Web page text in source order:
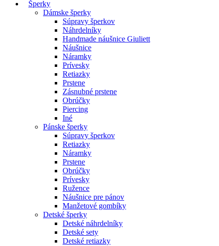
Šperky
Dámske šperky
Súpravy šperkov
Náhrdelníky
Handmade náušnice Giuliett
Náušnice
Náramky
Prívesky
Retiazky
Prstene
Zásnubné prstene
Obrúčky
Piercing
Iné
Pánske šperky
Súpravy šperkov
Retiazky
Náramky
Prstene
Obrúčky
Prívesky
Ružence
Náušnice pre pánov
Manžetové gombíky
Detské šperky
Detské náhrdelníky
Detské sety
Detské retiazky